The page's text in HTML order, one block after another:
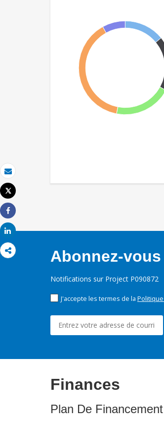
Email
Imprimer
Tweet
Share
Share
Abonnez-
Notifications sur Project P090872
J'accepte les termes de la
Finances
Plan De